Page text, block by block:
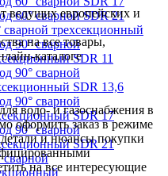
60° сварной SDR 21
сварной трехсекционный
90° сварной
SDR 11
90° сварной
SDR 13,6
90° сварной
SDR 17
90° сварной
SDR 21
сварной
ведущих европейских и
на все товары,
каталоге
водо- и газоснабжения в
оформить заказ в режиме
и нюансы покупки
на все интересующие